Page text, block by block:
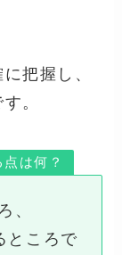
把握し、
。
は何？
、
ところで